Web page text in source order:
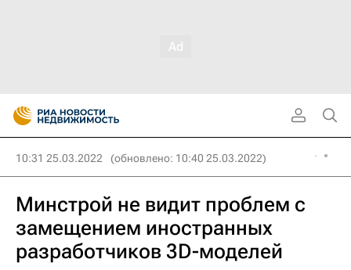
10:31 25.03.2022 (обновлено: 10:40 25.03.2022)
Минстрой не видит проблем с
замещением иностранных
разработчиков 3D-моделей